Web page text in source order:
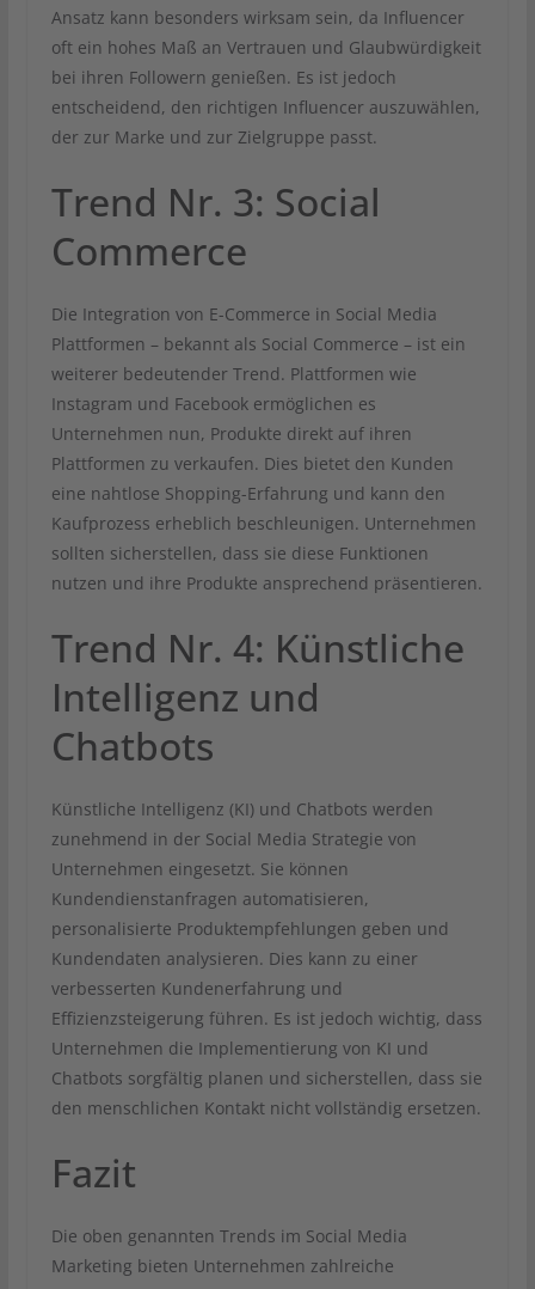
Ansatz kann besonders wirksam sein, da Influencer
oft ein hohes Maß an Vertrauen und Glaubwürdigkeit
bei ihren Followern genießen. Es ist jedoch
entscheidend, den richtigen Influencer auszuwählen,
der zur Marke und zur Zielgruppe passt.
Trend Nr. 3: Social
Commerce
Die Integration von E-Commerce in Social Media
Plattformen – bekannt als Social Commerce – ist ein
weiterer bedeutender Trend. Plattformen wie
Instagram und Facebook ermöglichen es
Unternehmen nun, Produkte direkt auf ihren
Plattformen zu verkaufen. Dies bietet den Kunden
eine nahtlose Shopping-Erfahrung und kann den
Kaufprozess erheblich beschleunigen. Unternehmen
sollten sicherstellen, dass sie diese Funktionen
nutzen und ihre Produkte ansprechend präsentieren.
Trend Nr. 4: Künstliche
Intelligenz und
Chatbots
Künstliche Intelligenz (KI) und Chatbots werden
zunehmend in der Social Media Strategie von
Unternehmen eingesetzt. Sie können
Kundendienstanfragen automatisieren,
personalisierte Produktempfehlungen geben und
Kundendaten analysieren. Dies kann zu einer
verbesserten Kundenerfahrung und
Effizienzsteigerung führen. Es ist jedoch wichtig, dass
Unternehmen die Implementierung von KI und
Chatbots sorgfältig planen und sicherstellen, dass sie
den menschlichen Kontakt nicht vollständig ersetzen.
Fazit
Die oben genannten Trends im Social Media
Marketing bieten Unternehmen zahlreiche